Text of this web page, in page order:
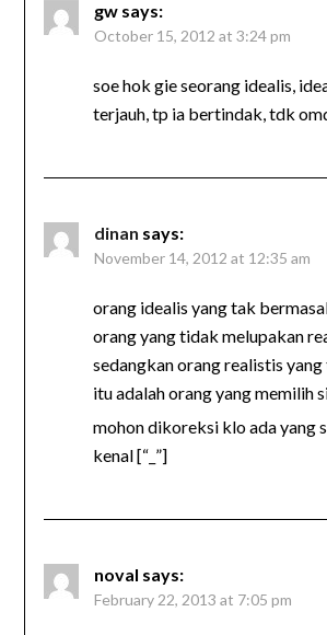
gw says:
October 15, 2012 at 3:24 pm
soe hok gie seorang idealis,
terjauh, tp ia bertindak, tdk
dinan says:
November 14, 2012 at 12:35 am
orang idealis yang tak
orang yang tidak melupakan
sedangkan orang realistis
itu adalah orang yang memilih
mohon dikoreksi klo ada yang
kenal [“_”]
noval says:
February 22, 2013 at 7:05 pm